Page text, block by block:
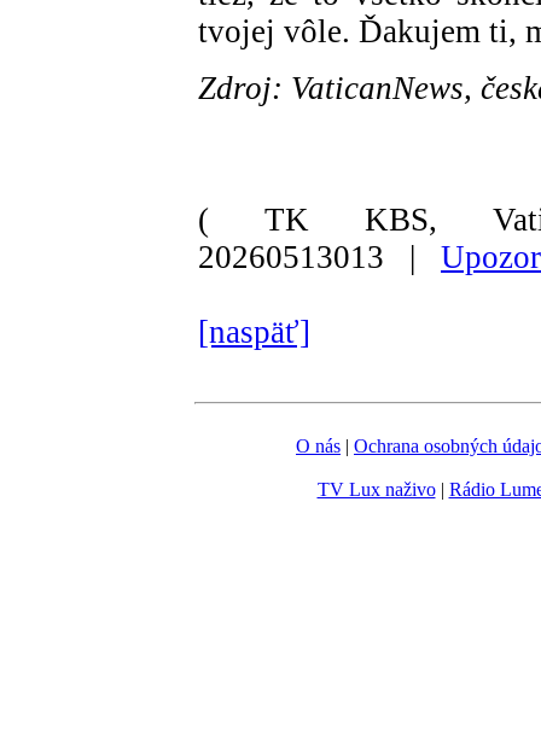
tvojej vôle. Ďakujem ti,
Zdroj: VaticanNews,
( TK KBS,
20260513013 |
[naspäť]
O nás | Ochrana osobných
TV Lux naživo| Rádio